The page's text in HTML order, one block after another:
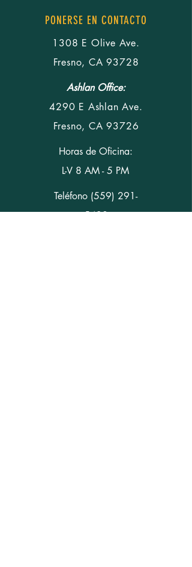
PONERSE EN CONTACTO
1308 E Olive Ave.
Fresno, CA 93728
Ashlan Office:
4290 E Ashlan Ave.
Fresno, CA 93726
Horas de Oficina:
L-V 8 AM - 5 PM
Teléfono (559) 291-
5428